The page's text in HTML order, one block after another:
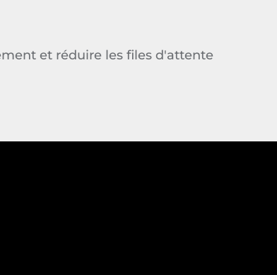
et réduire les files d'attente